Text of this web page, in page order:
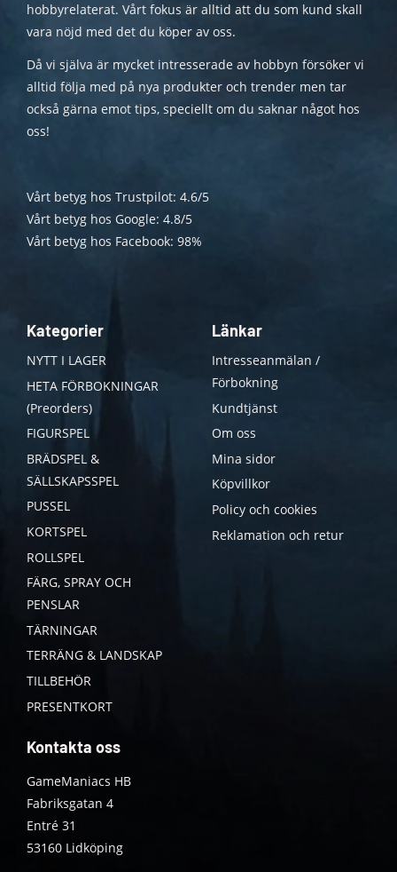
hobbyrelaterat. Vårt fokus är alltid att du som kund skall
vara nöjd med det du köper av oss.
Då vi själva är mycket intresserade av hobbyn försöker vi
alltid följa med på nya produkter och trender men tar
också gärna emot tips, speciellt om du saknar något hos
oss!
Vårt betyg hos Trustpilot: 4.6/5
Vårt betyg hos Google: 4.8/5
Vårt betyg hos Facebook: 98%
Kategorier
NYTT I LAGER
HETA FÖRBOKNINGAR
(Preorders)
FIGURSPEL
BRÄDSPEL &
SÄLLSKAPSSPEL
PUSSEL
KORTSPEL
ROLLSPEL
FÄRG, SPRAY OCH
PENSLAR
TÄRNINGAR
TERRÄNG & LANDSKAP
TILLBEHÖR
PRESENTKORT
Länkar
Intresseanmälan /
Förbokning
Kundtjänst
Om oss
Mina sidor
Köpvillkor
Policy och cookies
Reklamation och retur
Kontakta oss
GameManiacs HB
Fabriksgatan 4
Entré 31
53160 Lidköping